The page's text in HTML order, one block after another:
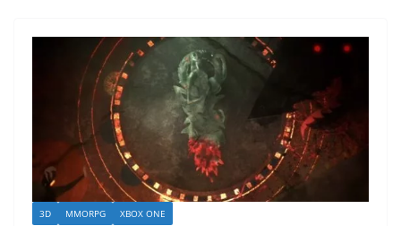
3D MMORPG XBOX ONE